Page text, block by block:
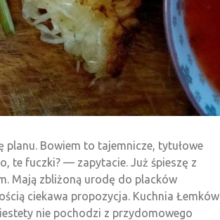
planu. Bowiem to tajemnicze, tytułowe
te fuczki? — zapytacie. Już śpieszę z
Mają zbliżoną urodę do placków
ciekawa propozycja. Kuchnia Łemków
nie pochodzi z przydomowego